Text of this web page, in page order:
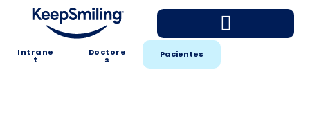
Intrane
t
Doctore
s Pacientes